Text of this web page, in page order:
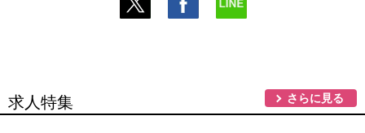
求人特集 さらに見る